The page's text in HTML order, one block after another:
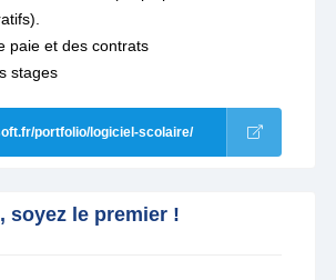
paie et des contrats
stages
portfolio/logiciel-scolaire/
soyez le premier !